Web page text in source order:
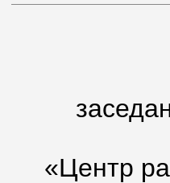
«Центр